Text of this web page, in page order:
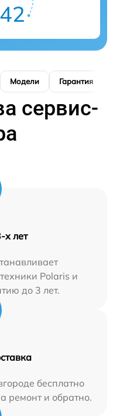
Модели Гарантия
сервис-
х лет
Polaris и
до 3 лет.
бесплатно
ремонт и обратно.